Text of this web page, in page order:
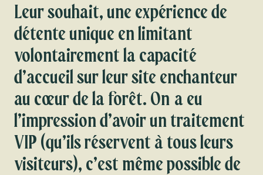
Leur souhait, une expérience de
détente unique en limitant
volontairement la capacité
d’accueil sur leur site enchanteur
au cœur de la forêt. On a eu
l’impression d’avoir un traitement
VIP (qu’ils réservent à tous leurs
visiteurs), c’est même possible de